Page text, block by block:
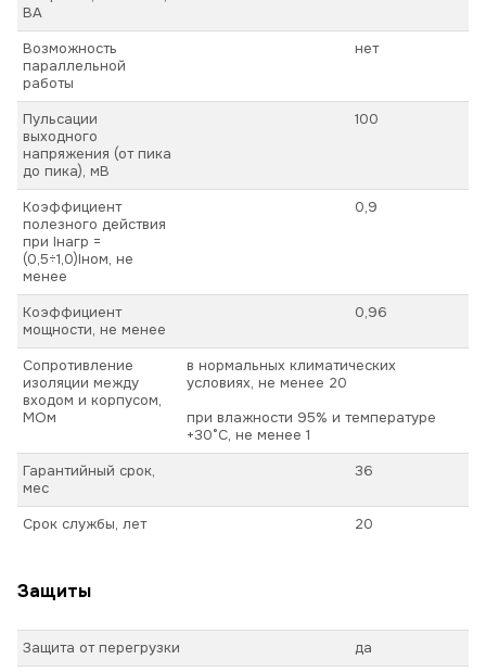
ВА
Возможность
параллельной
работы
нет
Пульсации
выходного
напряжения (от пика
до пика), мВ
100
Коэффициент
полезного действия
при Iнагр =
(0,5÷1,0)Iном, не
менее
0,9
Коэффициент
мощности, не менее
0,96
Сопротивление
изоляции между
входом и корпусом,
МОм
в нормальных климатических
условиях, не менее 20
при влажности 95% и температуре
+30°С, не менее 1
Гарантийный срок,
мес
36
Срок службы, лет 20
Защиты
Защита от перегрузки
да